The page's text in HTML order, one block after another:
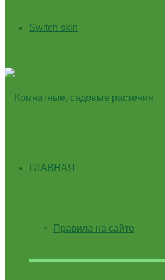
Switch skin
ГЛАВНАЯ
Правила на сайте